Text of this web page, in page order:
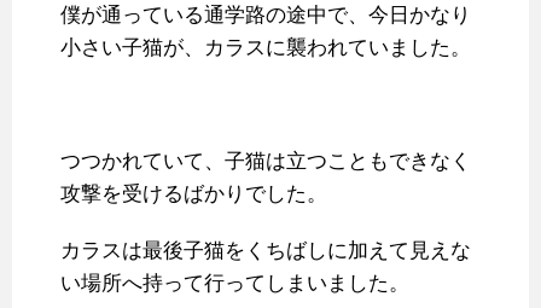
僕が通っている通学路の途中で、今日かなり
小さい子猫が、カラスに襲われていました。
つつかれていて、子猫は立つこともできなく
攻撃を受けるばかりでした。
カラスは最後子猫をくちばしに加えて見えな
い場所へ持って行ってしまいました。